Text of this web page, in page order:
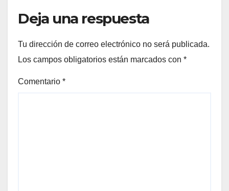
Deja una respuesta
Tu dirección de correo electrónico no será publicada.
Los campos obligatorios están marcados con *
Comentario *